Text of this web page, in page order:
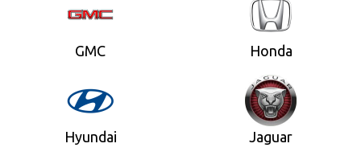
GMC Honda
Hyundai Jaguar